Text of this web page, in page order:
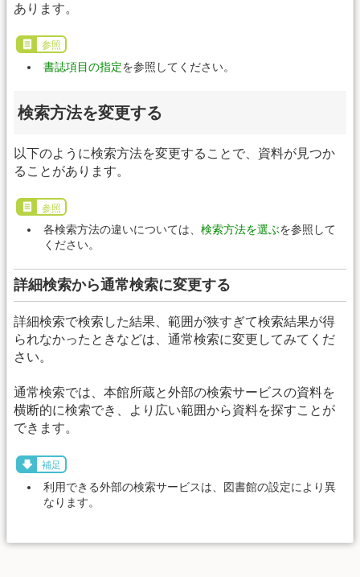
あります。
参照
書誌項目の指定を参照してください。
検索方法を変更する
以下のように検索方法を変更することで、資料が見つか
ることがあります。
参照
各検索方法の違いについては、 検索方法を選ぶを参照して
ください。
詳細検索から通常検索に変更する
詳細検索で検索した結果、範囲が狭すぎて検索結果が得
られなかったときなどは、通常検索に変更してみてくだ
さい。
通常検索では、本館所蔵と外部の検索サービスの資料を
横断的に検索でき、より広い範囲から資料を探すことが
できます。
補足
利用できる外部の検索サービスは、図書館の設定により異
なります。